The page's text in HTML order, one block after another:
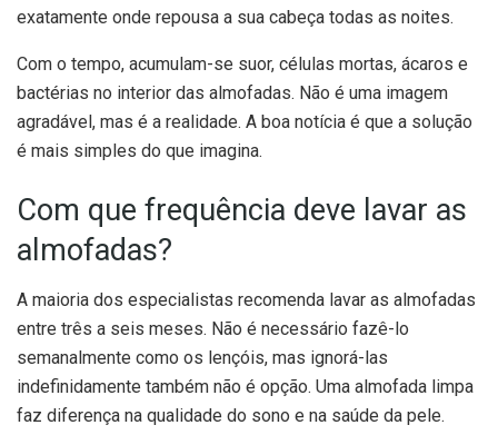
exatamente onde repousa a sua cabeça todas as noites.
Com o tempo, acumulam-se suor, células mortas, ácaros e
bactérias no interior das almofadas. Não é uma imagem
agradável, mas é a realidade. A boa notícia é que a solução
é mais simples do que imagina.
Com que frequência deve lavar as
almofadas?
A maioria dos especialistas recomenda lavar as almofadas
entre três a seis meses. Não é necessário fazê-lo
semanalmente como os lençóis, mas ignorá-las
indefinidamente também não é opção. Uma almofada limpa
faz diferença na qualidade do sono e na saúde da pele.